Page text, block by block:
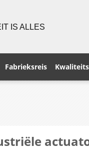
IS ALLES
Fabrieksreis